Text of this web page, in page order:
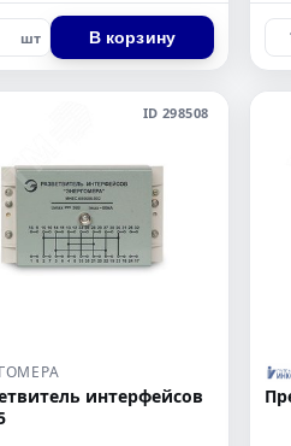
шт В корзину
ID 298508
интерфейсов